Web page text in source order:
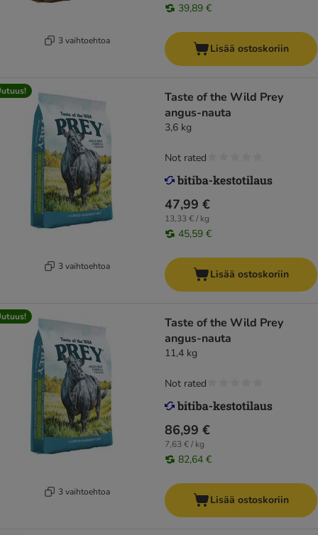
3 vaihtoehtoa
39,89 €
Lisää ostoskoriin
3 vaihtoehtoa
Taste of the Wild Prey
angus-nauta
3,6 kg
47,99 €
13,33 € / kg
45,59 €
Not rated
Lisää ostoskoriin
3 vaihtoehtoa
Taste of the Wild Prey
angus-nauta
11,4 kg
86,99 €
7,63 € / kg
82,64 €
Not rated
Lisää ostoskoriin